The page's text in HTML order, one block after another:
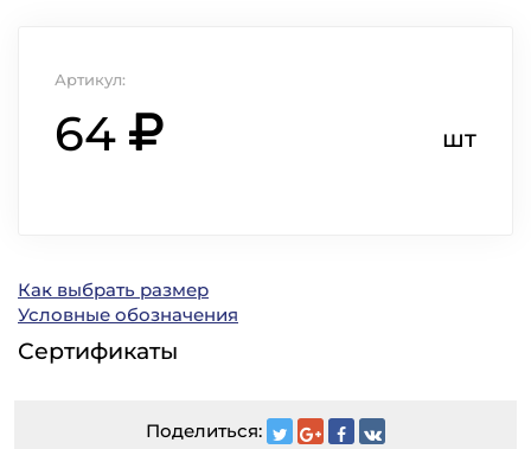
Артикул:
64 шт
Как выбрать размер
Условные обозначения
Сертификаты
Поделиться: